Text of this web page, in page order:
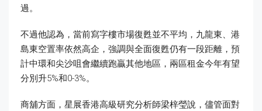
過。
不過他認為，當前寫字樓市場復甦並不平均，九龍東、港
島東空置率依然高企，強調與全面復甦仍有一段距離，預
計中環和尖沙咀會繼續跑贏其他地區，兩區租金今年有望
分別升5%和0-3%。
商舖方面，星展香港高級研究分析師梁梓瑩說，儘管面對